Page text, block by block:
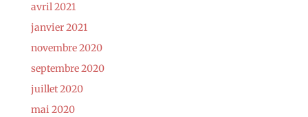
avril 2021
janvier 2021
novembre 2020
septembre 2020
juillet 2020
mai 2020